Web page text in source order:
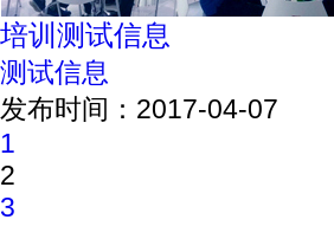
培训测试信息
测试信息
发布时间：2017-04-07
1
2
3